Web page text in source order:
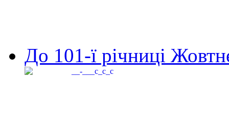
До 101-ї річниці